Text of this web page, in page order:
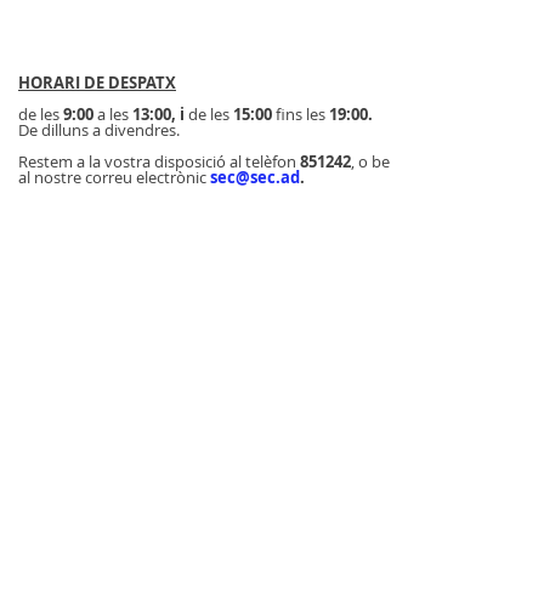
HORARI DE DESPATX
de les9:00a les 13:00, i de les 15:00fins les 19:00.
De dilluns a divendres.
Restem a la vostra disposició al telèfon 851242, o be
al nostre correu electrònicsec@sec.ad.